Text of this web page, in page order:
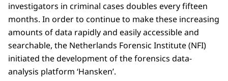
investigators in criminal cases doubles every fifteen
months. In order to continue to make these increasing
amounts of data rapidly and easily accessible and
searchable, the Netherlands Forensic Institute (NFI)
initiated the development of the forensics data-
analysis platform ‘Hansken’.